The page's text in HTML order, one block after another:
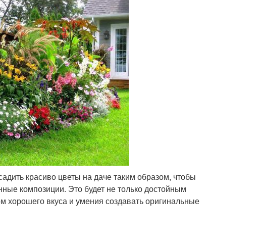
красиво цветы на даче таким образом, чтобы
композиции. Это будет не только достойным
хорошего вкуса и умения создавать оригинальные